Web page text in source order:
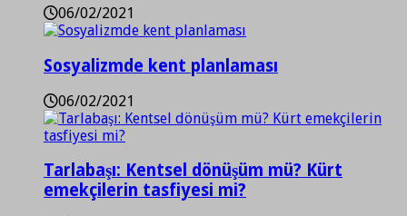
06/02/2021
Sosyalizmde kent planlaması
06/02/2021
Tarlabaşı: Kentsel dönüşüm mü? Kürt
emekçilerin tasfiyesi mi?